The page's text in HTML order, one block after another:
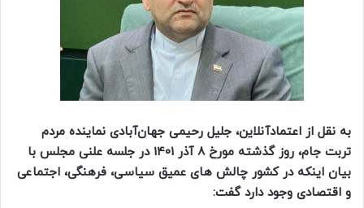
به نقل از اعتمادآنلاین، جلیل رحیمی‌ جهان‌‌آبادی نماینده مردم
تربت جام، روز گذشته مورخ 8 آذر 1401 در جلسه علنی مجلس با
بیان اینکه در کشور چالش های عمیق سیاسی، فرهنگی، اجتماعی
و اقتصادی وجود دارد گفت: